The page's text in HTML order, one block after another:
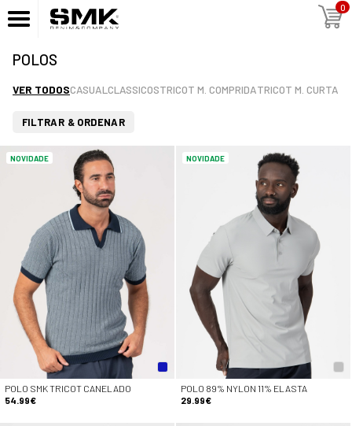
0
POLOS
VER TODOSCASUAL CLASSICOSTRICOT M. COMPRIDATRICOT M. CURTA
FILTRAR & ORDENAR
NOVIDADE
POLO SMK TRICOT CANELADO
54.99€
NOVIDADE
POLO 89% NYLON 11% ELASTA
29.99€